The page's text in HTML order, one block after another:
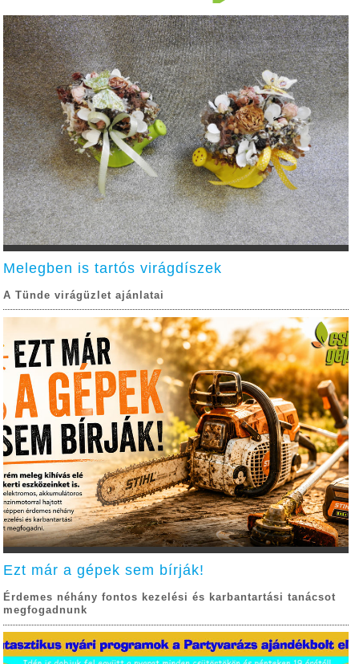
Melegben is tartós virágdíszek
A Tünde virágüzlet ajánlatai
Ezt már a gépek sem bírják!
Érdemes néhány fontos kezelési és karbantartási tanácsot
megfogadnunk